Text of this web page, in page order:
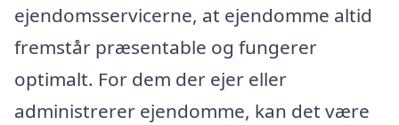
ejendomsservicerne, at ejendomme altid
fremstår præsentable og fungerer
optimalt. For dem der ejer eller
administrerer ejendomme, kan det være